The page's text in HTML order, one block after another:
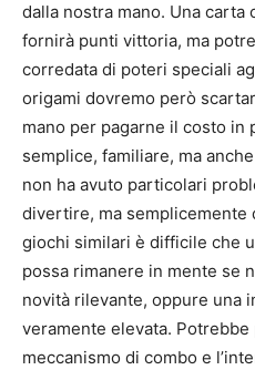
dalla nostra mano. Una carta
fornirà punti vittoria, ma
corredata di poteri speciali
origami dovremo però
mano per pagarne il costo in
semplice, familiare, ma
non ha avuto particolari
divertire, ma semplicemente
giochi similari è difficile che
possa rimanere in mente se
novità rilevante, oppure una
veramente elevata.
meccanismo di combo e